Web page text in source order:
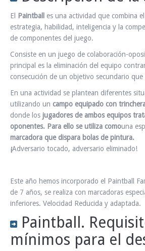
El Paintball
es una actividad que combina
estrategia, habilidad, inteligencia y la
de componentes del juego.
Consiste en un juego de colaboración-
principal es la eliminación del equipo
consecución de un objetivo secundario que
En una actividad se plantean diferentes
utilizando un campo equipado con
donde los jugadores de ambos equipos
oponentes. Para ello se utiliza comouna
marcadora que dispara bolas de pintura.
¡Adversario tocado, adversario eliminado!
Este año hemos incorporado el Paintball
de 7 años, se realiza con marcadoras
inferiores. Velocidad Reducida y adaptada.
Paintball.
mínimos para el